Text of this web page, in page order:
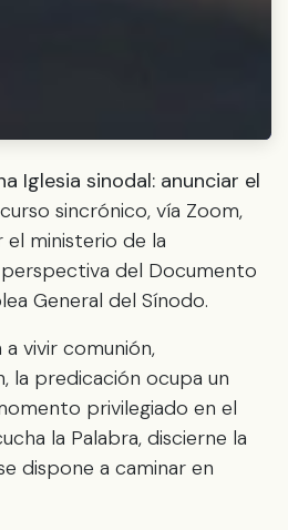
Iglesia sinodal: anunciar el
sincrónico, vía Zoom,
ministerio de la
del Documento
General del Sínodo.
a vivir comunión,
la predicación ocupa un
privilegiado en el
la Palabra, discierne la
dispone a caminar en